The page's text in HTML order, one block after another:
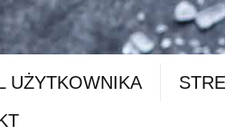
UŻYTKOWNIKA